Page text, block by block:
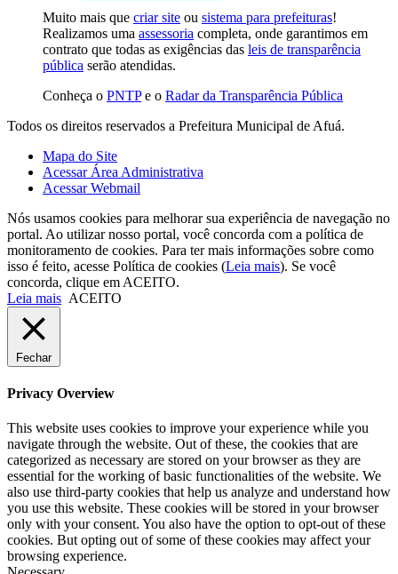
Muito mais que criar site ou sistema para prefeituras!
Realizamos uma assessoria completa, onde garantimos em
contrato que todas as exigências das leis de transparência
pública serão atendidas.
Conheça o PNTPe o Radar da Transparência Pública
Todos os direitos reservados a Prefeitura Municipal de Afuá.
Mapa do Site
Acessar Área Administrativa
Acessar Webmail
Nós usamos cookies para melhorar sua experiência de navegação no
portal. Ao utilizar nosso portal, você concorda com a política de
monitoramento de cookies. Para ter mais informações sobre como
isso é feito, acesse Política de cookies (Leia mais). Se você
concorda, clique em ACEITO.
Leia mais ACEITO
Fechar
Privacy Overview
This website uses cookies to improve your experience while you
navigate through the website. Out of these, the cookies that are
categorized as necessary are stored on your browser as they are
essential for the working of basic functionalities of the website. We
also use third-party cookies that help us analyze and understand how
you use this website. These cookies will be stored in your browser
only with your consent. You also have the option to opt-out of these
cookies. But opting out of some of these cookies may affect your
browsing experience.